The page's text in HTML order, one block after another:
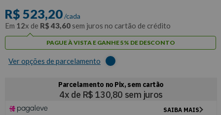
R$ 523,20/cada
Em 12x de R$43,60 sem juros no cartão de crédito
PAGUE À VISTA E GANHE 5% DE DESCONTO
Ver opções de parcelamento